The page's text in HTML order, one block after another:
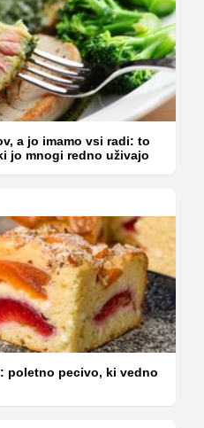
a jo imamo vsi radi: to
jo mnogi redno uživajo
poletno pecivo, ki vedno